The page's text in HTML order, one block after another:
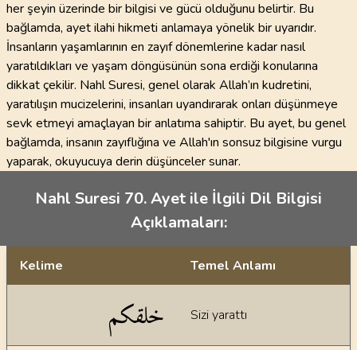
her şeyin üzerinde bir bilgisi ve gücü olduğunu belirtir. Bu
bağlamda, ayet ilahi hikmeti anlamaya yönelik bir uyarıdır.
İnsanların yaşamlarının en zayıf dönemlerine kadar nasıl
yaratıldıkları ve yaşam döngüsünün sona erdiği konularına
dikkat çekilir. Nahl Suresi, genel olarak Allah’ın kudretini,
yaratılışın mucizelerini, insanları uyandırarak onları düşünmeye
sevk etmeyi amaçlayan bir anlatıma sahiptir. Bu ayet, bu genel
bağlamda, insanın zayıflığına ve Allah'ın sonsuz bilgisine vurgu
yaparak, okuyucuya derin düşünceler sunar.
Nahl Suresi 70. Ayet ile İlgili Dil Bilgisi
Açıklamaları:
Kelime Temel Anlamı
خلقكم Sizi yarattı